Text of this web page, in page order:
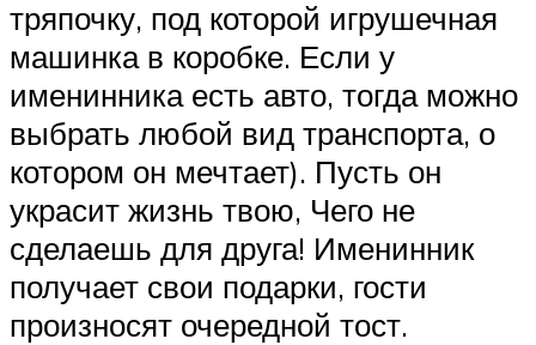
тряпочку, под которой игрушечная
машинка в коробке. Если у
именинника есть авто, тогда можно
выбрать любой вид транспорта, о
котором он мечтает). Пусть он
украсит жизнь твою, Чего не
сделаешь для друга! Именинник
получает свои подарки, гости
произносят очередной тост.